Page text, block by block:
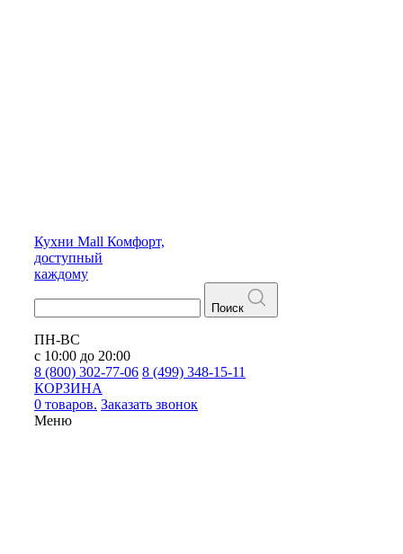
Кухни Mall Комфорт,
доступный
каждому
Поиск
ПН-ВС
с 10:00 до 20:00
8 (800) 302-77-06 8 (499) 348-15-11
КОРЗИНА
0 товаров. Заказать звонок
Меню